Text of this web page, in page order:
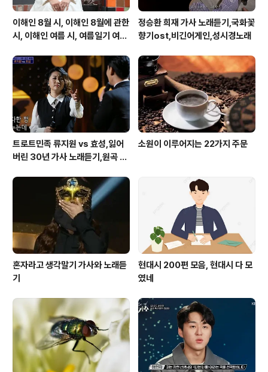
이해인 8월 시, 이해인 8월에 관한
시, 이해인 여름 시, 여름일기 여름
정승환 희재 가사 노래듣기,국화꽃
향기ost,비긴어게인,성시경노래
트로트민족 류지원 vs 효성,잃어
버린 30년 가사 노래듣기,원곡 설
소원이 이루어지는 22가지 주문
혼자라고 생각말기 가사와 노래듣
기
현대시 200편 모음, 현대시 다 모
였네